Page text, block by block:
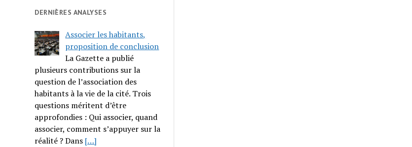
DERNIÈRES ANALYSES
Associer les habitants,
proposition de conclusion
La Gazette a publié
plusieurs contributions sur la
question de l’association des
habitants à la vie de la cité. Trois
questions méritent d’être
approfondies : Qui associer, quand
associer, comment s’appuyer sur la
réalité ? Dans […]